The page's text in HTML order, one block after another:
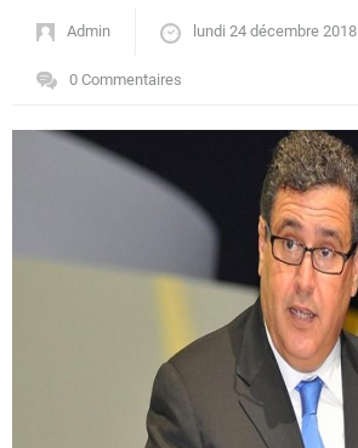
Actualités
Circuits touristiques
Admin lundi 24 décembre 2018
0 Commentaires